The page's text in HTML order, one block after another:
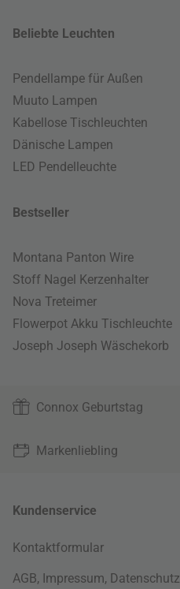
Beliebte Leuchten
Pendellampe für Außen
Muuto Lampen
Kabellose Tischleuchten
Dänische Lampen
LED Pendelleuchte
Bestseller
Montana Panton Wire
Stoff Nagel Kerzenhalter
Nova Treteimer
Flowerpot Akku Tischleuchte
Joseph Joseph Wäschekorb
Connox Geburtstag
Markenliebling
Kundenservice
Kontaktformular
AGB, Impressum, Datenschutz